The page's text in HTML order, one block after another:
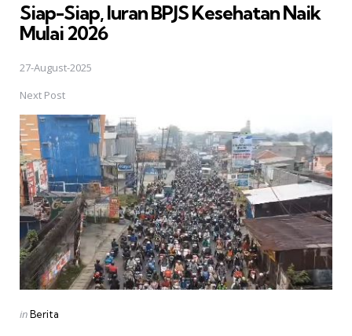
Siap-Siap, Iuran BPJS Kesehatan Naik
Mulai 2026
27-August-2025
Next Post
Posted
inBerita